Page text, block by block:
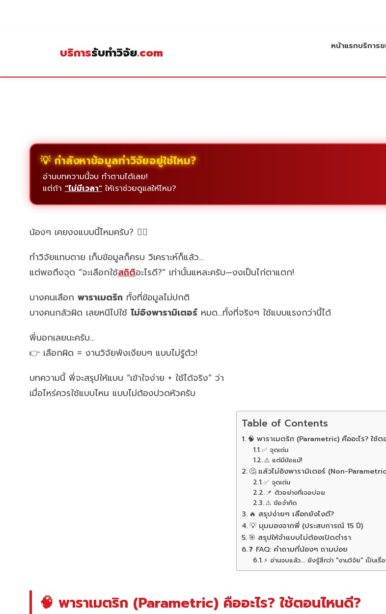
บริการรับทำวิจัย.com หน้าแรกบริการ
💡 กำลังหาข้อมูลทำวิจัยอยู่ใช่ไหม?
อ่านบทความนี้จบ ทำตามได้เลย!
แต่ถ้า "ไม่มีเวลา" ให้เราช่วยดูแลให้ไหม?
น้องๆ เคยงงแบบนี้ไหมครับ? 😵‍💫
ทำวิจัยแทบตาย เก็บข้อมูลก็ครบ วิเคราะห์ก็แล้ว…
แต่พอถึงจุด “จะเลือกใช้สถิติอะไรดี?” เท่านั้นแหละครับ—งงเป็นไก่ตาแตก!
บางคนเลือก พาราเมตริก ทั้งที่ข้อมูลไม่ปกติ
บางคนกลัวผิด เลยหนีไปใช้ ไม่อิงพารามิเตอร์ หมด…ทั้งที่จริงๆ ใช้แบบแรงกว่านี้ได้
พี่บอกเลยนะครับ…
👉 เลือกผิด = งานวิจัยพังเงียบๆ แบบไม่รู้ตัว!
บทความนี้ พี่จะสรุปให้แบบ “เข้าใจง่าย + ใช้ได้จริง” ว่า
เมื่อไหร่ควรใช้แบบไหน แบบไม่ต้องปวดหัวครับ
Table of Contents
🧠 พาราเมตริก (Parametric) คืออะไร? ใช้
✅ จุดเด่น
⚠️ แต่มีข้อแม้!
🤔 แล้วไม่อิงพารามิเตอร์ (Non-
✅ จุดเด่น
📌 ตัวอย่างที่เจอบ่อย
⚠️ ข้อจำกัด
🔥 สรุปง่ายๆ เลือกยังไงดี?
💡 มุมมองจากพี่ (ประสบการณ์ 15 ปี)
🎯 สรุปให้จำแบบไม่ต้องเปิดตำรา
❓ FAQ: คำถามที่น้องๆ ถามบ่อย
⚡ อ่านจบแล้ว... ยังรู้สึกว่า "งานวิจัย" เป็นเรื่
🧠 พาราเมตริก (Parametric) คืออะไร? ใช้ตอนไหนดี?